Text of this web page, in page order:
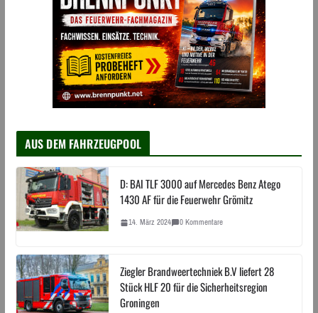
AUS DEM FAHRZEUGPOOL
D: BAI TLF 3000 auf Mercedes Benz Atego
1430 AF für die Feuerwehr Grömitz
14. März 2024 0 Kommentare
Ziegler Brandweertechniek B.V liefert 28
Stück HLF 20 für die Sicherheitsregion
Groningen